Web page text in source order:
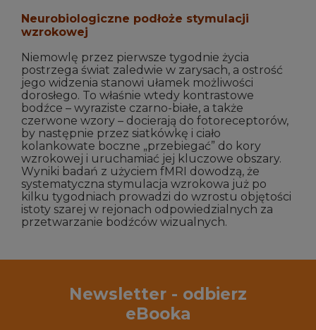
Neurobiologiczne podłoże stymulacji
wzrokowej
Niemowlę przez pierwsze tygodnie życia
postrzega świat zaledwie w zarysach, a ostrość
jego widzenia stanowi ułamek możliwości
dorosłego. To właśnie wtedy kontrastowe
bodźce – wyraziste czarno-białe, a także
czerwone wzory – docierają do fotoreceptorów,
by następnie przez siatkówkę i ciało
kolankowate boczne „przebiegać” do kory
wzrokowej i uruchamiać jej kluczowe obszary.
Wyniki badań z użyciem fMRI dowodzą, że
systematyczna stymulacja wzrokowa już po
kilku tygodniach prowadzi do wzrostu objętości
istoty szarej w rejonach odpowiedzialnych za
przetwarzanie bodźców wizualnych.
Newsletter - odbierz
eBooka